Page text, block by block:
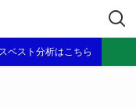
スト分析はこちら